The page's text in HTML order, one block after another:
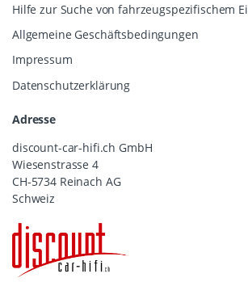
Hilfe zur Suche von fahrzeugspezifischem
Allgemeine Geschäftsbedingungen
Impressum
Datenschutzerklärung
Adresse
discount-car-hifi.ch GmbH
Wiesenstrasse 4
CH-5734 Reinach AG
Schweiz